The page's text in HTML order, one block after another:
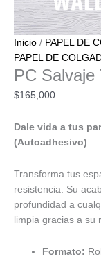
Inicio / PAPEL DE
PAPEL DE
PC Salvaje
$165,000
Dale vida a tus
(Autoadhesivo)
Transforma tus
resistencia. Su
profundidad a
limpia gracias a su
Formato: